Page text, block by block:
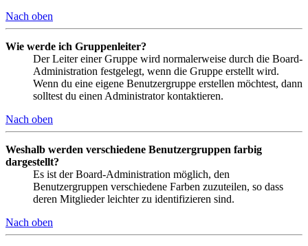
Nach oben
Wie werde ich Gruppenleiter?
Der Leiter einer Gruppe wird normalerweise durch die Board-
Administration festgelegt, wenn die Gruppe erstellt wird.
Wenn du eine eigene Benutzergruppe erstellen möchtest, dann
solltest du einen Administrator kontaktieren.
Nach oben
Weshalb werden verschiedene Benutzergruppen farbig
dargestellt?
Es ist der Board-Administration möglich, den
Benutzergruppen verschiedene Farben zuzuteilen, so dass
deren Mitglieder leichter zu identifizieren sind.
Nach oben